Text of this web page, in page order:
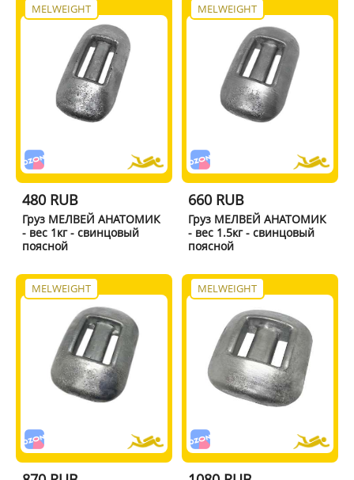
MELWEIGHT
480 RUB
Груз МЕЛВЕЙ АНАТОМИК
- вес 1кг - свинцовый
поясной
MELWEIGHT
660 RUB
Груз МЕЛВЕЙ АНАТОМИК
- вес 1.5кг - свинцовый
поясной
MELWEIGHT MELWEIGHT